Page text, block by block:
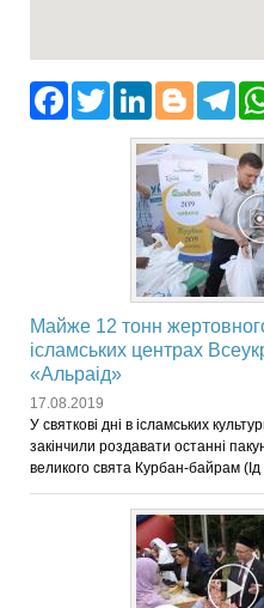
Facebook
Twitter
Майже 12 тонн
ісламських центрах
«Альраід»
17.08.2019
У святкові дні в ісламських
закінчили роздавати останні
великого свята Курбан-байрам